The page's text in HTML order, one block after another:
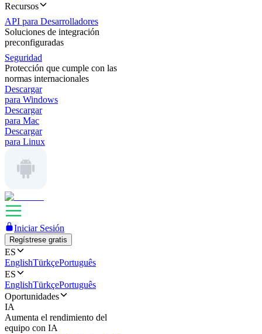
Recursos
API para Desarrolladores
Soluciones de integración
preconfiguradas
Seguridad
Protección que cumple con las
normas internacionales
Descargar
para Windows
Descargar
para Mac
Descargar
para Linux
Iniciar Sesión
Regístrese gratis
ES
EnglishTürkçePortuguês
ES
EnglishTürkçePortuguês
Oportunidades
IA
Aumenta el rendimiento del
equipo con IA